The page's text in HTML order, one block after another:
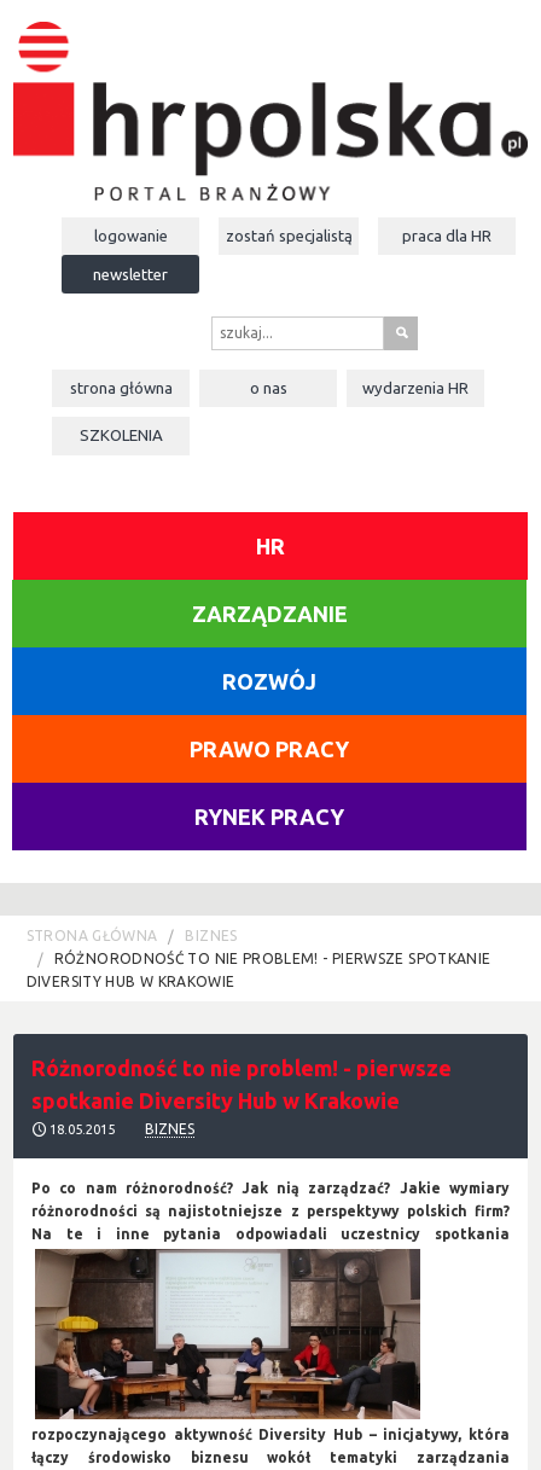
logowanie zostań specjalistą praca dla HR
newsletter
s
strona główna o nas wydarzeniaHR
SZKOLENIA
HR
ZARZĄDZANIE
ROZWÓJ
PRAWO PRACY
RYNEK PRACY
STRONA GŁÓWNA
BIZNES
RÓŻNORODNOŚĆ TO NIE PROBLEM! - PIERWSZE SPOTKANIE
DIVERSITY HUB W KRAKOWIE
Różnorodność to nie problem! - pierwsze
spotkanie Diversity Hub w Krakowie
18.05.2015 BIZNES
Po co nam różnorodność? Jak nią zarządzać? Jakie wymiary
różnorodności są najistotniejsze z perspektywy polskich firm?
Na te i inne pytania odpowiadali uczestnicy spotkania
rozpoczynającego aktywność Diversity Hub – inicjatywy, która
łączy środowisko biznesu wokół tematyki zarządzania